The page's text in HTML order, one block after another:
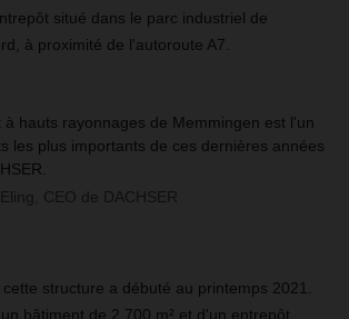
situé dans le parc industriel de
à proximité de l'autoroute A7.
à hauts rayonnages de Memmingen est l'un
les plus importants de ces dernières années
CEO de DACHSER
structure a débuté au printemps 2021.
bâtiment de 2 700 m² et d'un entrepôt